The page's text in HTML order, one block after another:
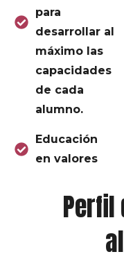
para
desarrollar al
máximo las
capacidades
de cada
alumno.
Educación
en valores
Perfil